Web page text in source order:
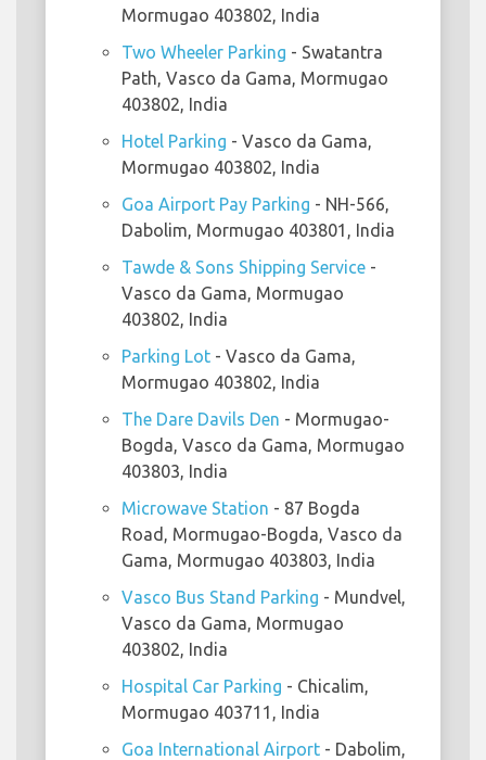
Mormugao 403802, India
Two Wheeler Parking - Swatantra
Path, Vasco da Gama, Mormugao
403802, India
Hotel Parking - Vasco da Gama,
Mormugao 403802, India
Goa Airport Pay Parking - NH-566,
Dabolim, Mormugao 403801, India
Tawde & Sons Shipping Service -
Vasco da Gama, Mormugao
403802, India
Parking Lot - Vasco da Gama,
Mormugao 403802, India
The Dare Davils Den - Mormugao-
Bogda, Vasco da Gama, Mormugao
403803, India
Microwave Station - 87 Bogda
Road, Mormugao-Bogda, Vasco da
Gama, Mormugao 403803, India
Vasco Bus Stand Parking - Mundvel,
Vasco da Gama, Mormugao
403802, India
Hospital Car Parking - Chicalim,
Mormugao 403711, India
Goa International Airport - Dabolim,